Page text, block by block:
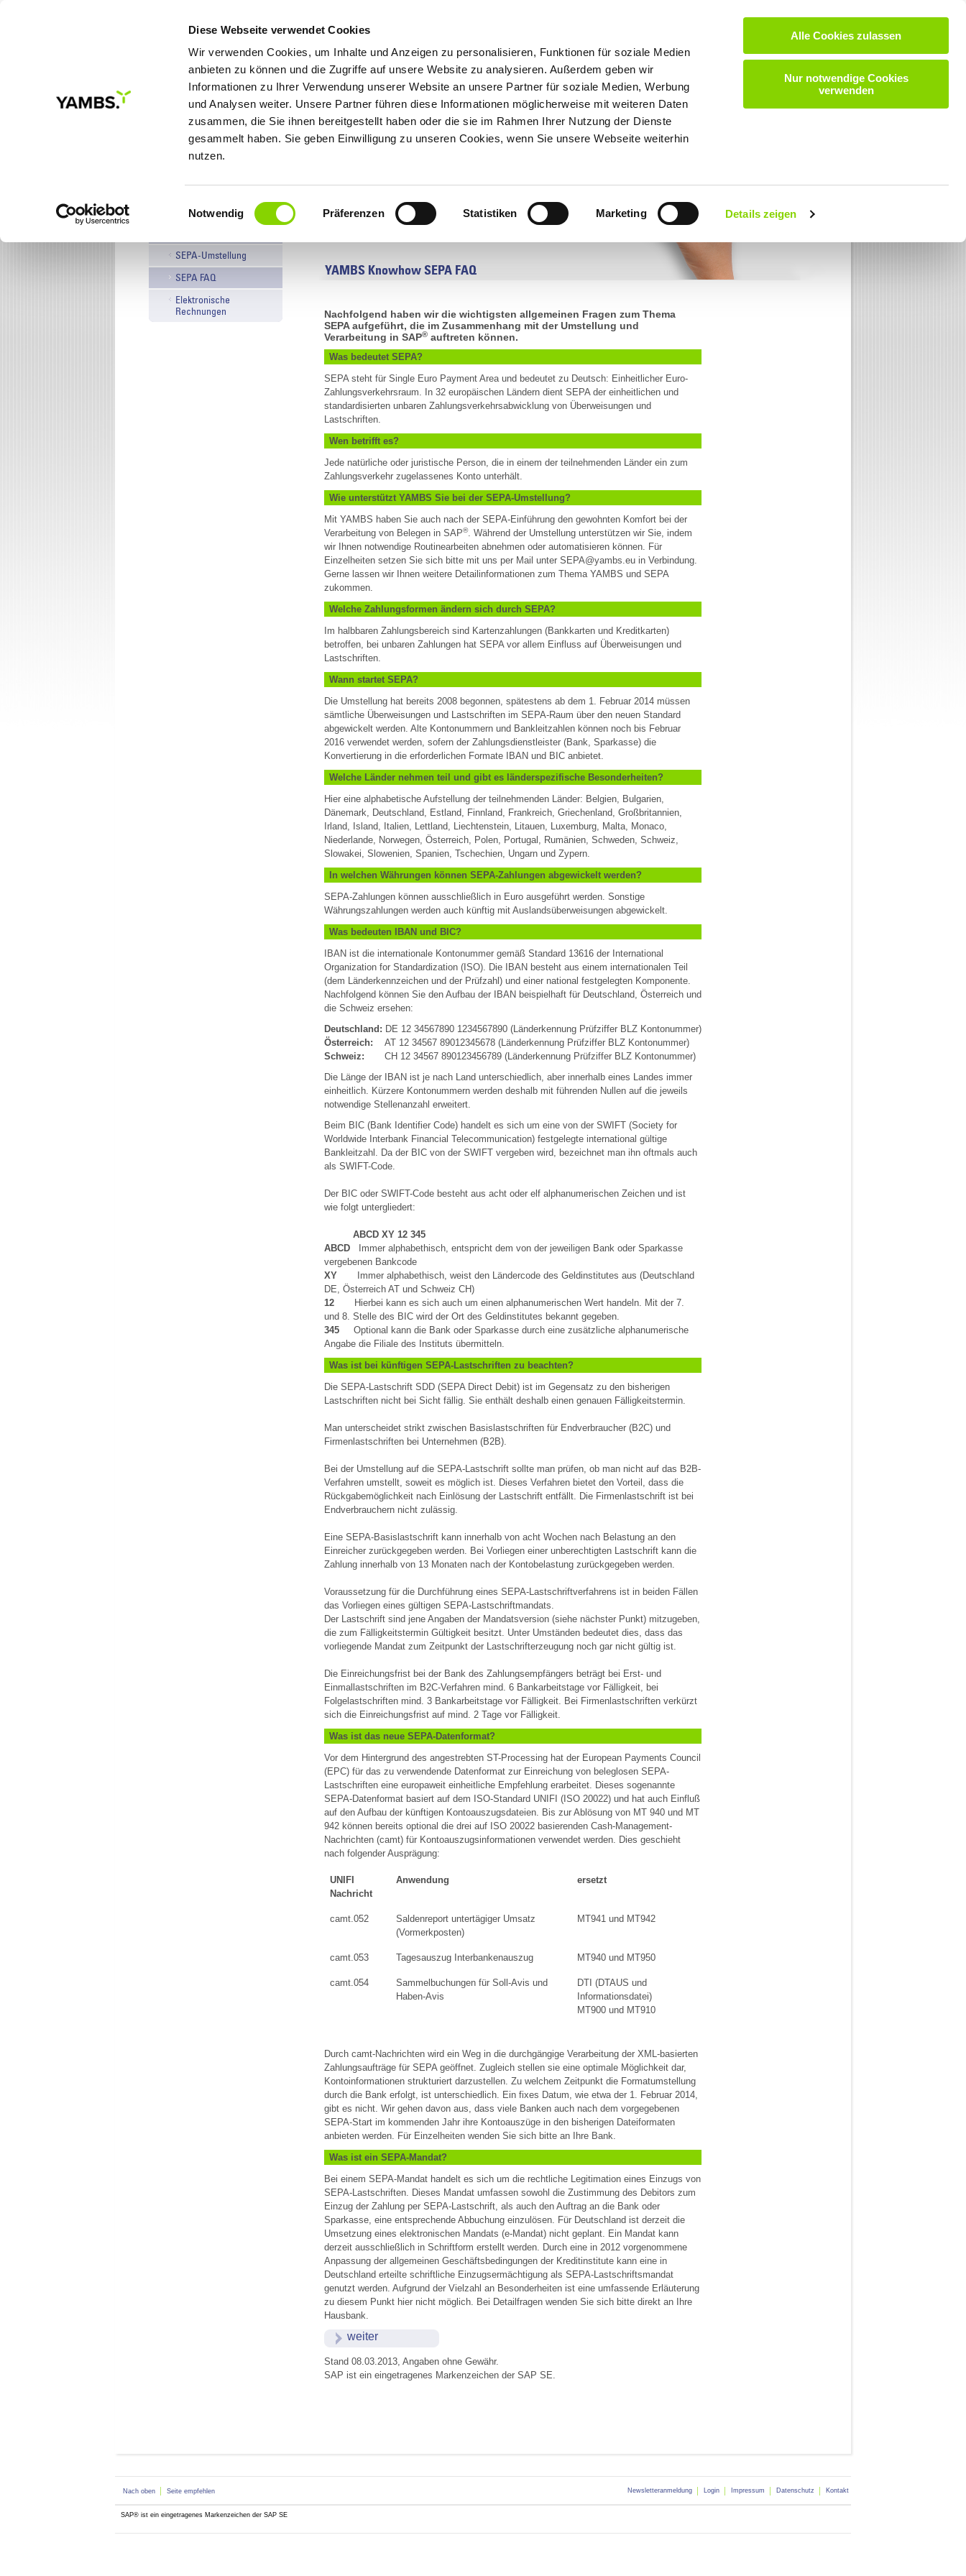
Diese Webseite verwendet Cookies
Wir verwenden Cookies, um Inhalte und Anzeigen zu personalisieren, Funktionen für soziale Medien
anbieten zu können und die Zugriffe auf unsere Website zu analysieren. Außerdem geben wir
Informationen zu Ihrer Verwendung unserer Website an unsere Partner für soziale Medien, Werbung
und Analysen weiter. Unsere Partner führen diese Informationen möglicherweise mit weiteren Daten
zusammen, die Sie ihnen bereitgestellt haben oder die sie im Rahmen Ihrer Nutzung der Dienste
gesammelt haben. Sie geben Einwilligung zu unseren Cookies, wenn Sie unsere Webseite weiterhin
nutzen.
Einwilligungsauswahl
Notwendig Präferenzen Statistiken Marketing Details zeigen
Alle Cookies zulassen
Nur notwendige Cookies
verwenden
KARRIERE KONTAKT
MEINE ZIELE LÖSUNGEN SERVICE & KNOWHOW NEWSLETTERANMELDUNG
Service
SEPA-Umstellung
SEPA FAQ
Elektronische
Rechnungen
YAMBS Knowhow SEPA FAQ
Nachfolgend haben wir die wichtigsten allgemeinen Fragen zum Thema
SEPA aufgeführt, die im Zusammenhang mit der Umstellung und
Verarbeitung in SAP®auftreten können.
Was bedeutet SEPA?
SEPA steht für Single Euro Payment Area und bedeutet zu Deutsch: Einheitlicher Euro-
Zahlungsverkehrsraum. In 32 europäischen Ländern dient SEPA der einheitlichen und
standardisierten unbaren Zahlungsverkehrsabwicklung von Überweisungen und
Lastschriften.
Wen betrifft es?
Jede natürliche oder juristische Person, die in einem der teilnehmenden Länder ein zum
Zahlungsverkehr zugelassenes Konto unterhält.
Wie unterstützt YAMBS Sie bei der SEPA-Umstellung?
Mit YAMBS haben Sie auch nach der SEPA-Einführung den gewohnten Komfort bei der
Verarbeitung von Belegen in SAP®. Während der Umstellung unterstützen wir Sie, indem
wir Ihnen notwendige Routinearbeiten abnehmen oder automatisieren können. Für
Einzelheiten setzen Sie sich bitte mit uns per Mail unter SEPA@yambs.eu in Verbindung.
Gerne lassen wir Ihnen weitere Detailinformationen zum Thema YAMBS und SEPA
zukommen.
Welche Zahlungsformen ändern sich durch SEPA?
Im halbbaren Zahlungsbereich sind Kartenzahlungen (Bankkarten und Kreditkarten)
betroffen, bei unbaren Zahlungen hat SEPA vor allem Einfluss auf Überweisungen und
Lastschriften.
Wann startet SEPA?
Die Umstellung hat bereits 2008 begonnen, spätestens ab dem 1. Februar 2014 müssen
sämtliche Überweisungen und Lastschriften im SEPA-Raum über den neuen Standard
abgewickelt werden. Alte Kontonummern und Bankleitzahlen können noch bis Februar
2016 verwendet werden, sofern der Zahlungsdienstleister (Bank, Sparkasse) die
Konvertierung in die erforderlichen Formate IBAN und BIC anbietet.
Welche Länder nehmen teil und gibt es länderspezifische Besonderheiten?
Hier eine alphabetische Aufstellung der teilnehmenden Länder: Belgien, Bulgarien,
Dänemark, Deutschland, Estland, Finnland, Frankreich, Griechenland, Großbritannien,
Irland, Island, Italien, Lettland, Liechtenstein, Litauen, Luxemburg, Malta, Monaco,
Niederlande, Norwegen, Österreich, Polen, Portugal, Rumänien, Schweden, Schweiz,
Slowakei, Slowenien, Spanien, Tschechien, Ungarn und Zypern.
In welchen Währungen können SEPA-Zahlungen abgewickelt werden?
SEPA-Zahlungen können ausschließlich in Euro ausgeführt werden. Sonstige
Währungszahlungen werden auch künftig mit Auslandsüberweisungen abgewickelt.
Was bedeuten IBAN und BIC?
IBAN ist die internationale Kontonummer gemäß Standard 13616 der International
Organization for Standardization (ISO). Die IBAN besteht aus einem internationalen Teil
(dem Länderkennzeichen und der Prüfzahl) und einer national festgelegten Komponente.
Nachfolgend können Sie den Aufbau der IBAN beispielhaft für Deutschland, Österreich und
die Schweiz ersehen:
Deutschland: DE 12 34567890 1234567890 (Länderkennung Prüfziffer BLZ Kontonummer)
Österreich: AT 12 34567 89012345678 (Länderkennung Prüfziffer BLZ Kontonummer)
Schweiz: CH 12 34567 890123456789 (Länderkennung Prüfziffer BLZ Kontonummer)
Die Länge der IBAN ist je nach Land unterschiedlich, aber innerhalb eines Landes immer
einheitlich. Kürzere Kontonummern werden deshalb mit führenden Nullen auf die jeweils
notwendige Stellenanzahl erweitert.
Beim BIC (Bank Identifier Code) handelt es sich um eine von der SWIFT (Society for
Worldwide Interbank Financial Telecommunication) festgelegte international gültige
Bankleitzahl. Da der BIC von der SWIFT vergeben wird, bezeichnet man ihn oftmals auch
als SWIFT-Code.
Der BIC oder SWIFT-Code besteht aus acht oder elf alphanumerischen Zeichen und ist
wie folgt untergliedert:
ABCD XY 12 345
ABCD
Immer alphabethisch, entspricht dem von der jeweiligen Bank oder Sparkasse
vergebenen Bankcode
XY
Immer alphabethisch, weist den Ländercode des Geldinstitutes aus (Deutschland
DE, Österreich AT und Schweiz CH)
12
Hierbei kann es sich auch um einen alphanumerischen Wert handeln. Mit der 7.
und 8. Stelle des BIC wird der Ort des Geldinstitutes bekannt gegeben.
345 Optional kann die Bank oder Sparkasse durch eine zusätzliche alphanumerische
Angabe die Filiale des Instituts übermitteln.
Was ist bei künftigen SEPA-Lastschriften zu beachten?
Die SEPA-Lastschrift SDD (SEPA Direct Debit) ist im Gegensatz zu den bisherigen
Lastschriften nicht bei Sicht fällig. Sie enthält deshalb einen genauen Fälligkeitstermin.
Man unterscheidet strikt zwischen Basislastschriften für Endverbraucher (B2C) und
Firmenlastschriften bei Unternehmen (B2B).
Bei der Umstellung auf die SEPA-Lastschrift sollte man prüfen, ob man nicht auf das B2B-
Verfahren umstellt, soweit es möglich ist. Dieses Verfahren bietet den Vorteil, dass die
Rückgabemöglichkeit nach Einlösung der Lastschrift entfällt. Die Firmenlastschrift ist bei
Endverbrauchern nicht zulässig.
Eine SEPA-Basislastschrift kann innerhalb von acht Wochen nach Belastung an den
Einreicher zurückgegeben werden. Bei Vorliegen einer unberechtigten Lastschrift kann die
Zahlung innerhalb von 13 Monaten nach der Kontobelastung zurückgegeben werden.
Voraussetzung für die Durchführung eines SEPA-Lastschriftverfahrens ist in beiden Fällen
das Vorliegen eines gültigen SEPA-Lastschriftmandats.
Der Lastschrift sind jene Angaben der Mandatsversion (siehe nächster Punkt) mitzugeben,
die zum Fälligkeitstermin Gültigkeit besitzt. Unter Umständen bedeutet dies, dass das
vorliegende Mandat zum Zeitpunkt der Lastschrifterzeugung noch gar nicht gültig ist.
Die Einreichungsfrist bei der Bank des Zahlungsempfängers beträgt bei Erst- und
Einmallastschriften im B2C-Verfahren mind. 6 Bankarbeitstage vor Fälligkeit, bei
Folgelastschriften mind. 3 Bankarbeitstage vor Fälligkeit. Bei Firmenlastschriften verkürzt
sich die Einreichungsfrist auf mind. 2 Tage vor Fälligkeit.
Was ist das neue SEPA-Datenformat?
Vor dem Hintergrund des angestrebten ST-Processing hat der European Payments Council
(EPC) für das zu verwendende Datenformat zur Einreichung von beleglosen SEPA-
Lastschriften eine europaweit einheitliche Empfehlung erarbeitet. Dieses sogenannte
SEPA-Datenformat basiert auf dem ISO-Standard UNIFI (ISO 20022) und hat auch Einfluß
auf den Aufbau der künftigen Kontoauszugsdateien. Bis zur Ablösung von MT 940 und MT
942 können bereits optional die drei auf ISO 20022 basierenden Cash-Management-
Nachrichten (camt) für Kontoauszugsinformationen verwendet werden. Dies geschieht
nach folgender Ausprägung:
UNIFI
Nachricht
Anwendung ersetzt
camt.052
Saldenreport untertägiger Umsatz
(Vormerkposten)
MT941 und MT942
camt.053 Tagesauszug Interbankenauszug MT940 und MT950
camt.054
Sammelbuchungen für Soll-Avis und
Haben-Avis
DTI (DTAUS und
Informationsdatei)
MT900 und MT910
Durch camt-Nachrichten wird ein Weg in die durchgängige Verarbeitung der XML-basierten
Zahlungsaufträge für SEPA geöffnet. Zugleich stellen sie eine optimale Möglichkeit dar,
Kontoinformationen strukturiert darzustellen. Zu welchem Zeitpunkt die Formatumstellung
durch die Bank erfolgt, ist unterschiedlich. Ein fixes Datum, wie etwa der 1. Februar 2014,
gibt es nicht. Wir gehen davon aus, dass viele Banken auch nach dem vorgegebenen
SEPA-Start im kommenden Jahr ihre Kontoauszüge in den bisherigen Dateiformaten
anbieten werden. Für Einzelheiten wenden Sie sich bitte an Ihre Bank.
Was ist ein SEPA-Mandat?
Bei einem SEPA-Mandat handelt es sich um die rechtliche Legitimation eines Einzugs von
SEPA-Lastschriften. Dieses Mandat umfassen sowohl die Zustimmung des Debitors zum
Einzug der Zahlung per SEPA-Lastschrift, als auch den Auftrag an die Bank oder
Sparkasse, eine entsprechende Abbuchung einzulösen. Für Deutschland ist derzeit die
Umsetzung eines elektronischen Mandats (e-Mandat) nicht geplant. Ein Mandat kann
derzeit ausschließlich in Schriftform erstellt werden. Durch eine in 2012 vorgenommene
Anpassung der allgemeinen Geschäftsbedingungen der Kreditinstitute kann eine in
Deutschland erteilte schriftliche Einzugsermächtigung als SEPA-Lastschriftsmandat
genutzt werden. Aufgrund der Vielzahl an Besonderheiten ist eine umfassende Erläuterung
zu diesem Punkt hier nicht möglich. Bei Detailfragen wenden Sie sich bitte direkt an Ihre
Hausbank.
weiter
Stand 08.03.2013, Angaben ohne Gewähr.
SAP ist ein eingetragenes Markenzeichen der SAP SE.
Nach oben Seite empfehlen Newsletteranmeldung Login Impressum Datenschutz Kontakt
SAP® ist ein eingetragenes Markenzeichen der SAP SE